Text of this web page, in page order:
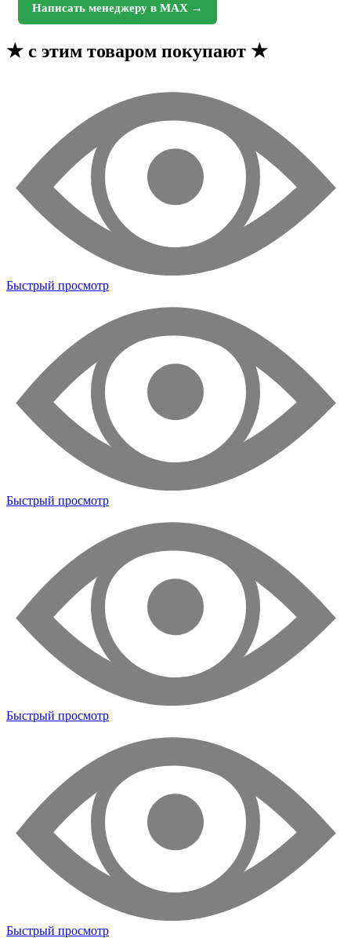
Написать менеджеру в MAX →
★ с этим товаром покупают ★
Быстрый просмотр
Быстрый просмотр
Быстрый просмотр
Быстрый просмотр